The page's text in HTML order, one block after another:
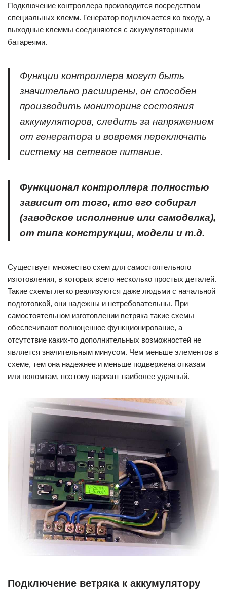
Подключение контроллера производится посредством
специальных клемм. Генератор подключается ко входу, а
выходные клеммы соединяются с аккумуляторными
батареями.
Функции контроллера могут быть
значительно расширены, он способен
производить мониторинг состояния
аккумуляторов, следить за напряжением
от генератора и вовремя переключать
систему на сетевое питание.
Функционал контроллера полностью
зависит от того, кто его собирал
(заводское исполнение или самоделка),
от типа конструкции, модели и т.д.
Существует множество схем для самостоятельного
изготовления, в которых всего несколько простых деталей.
Такие схемы легко реализуются даже людьми с начальной
подготовкой, они надежны и нетребовательны. При
самостоятельном изготовлении ветряка такие схемы
обеспечивают полноценное функционирование, а
отсутствие каких-то дополнительных возможностей не
является значительным минусом. Чем меньше элементов в
схеме, тем она надежнее и меньше подвержена отказам
или поломкам, поэтому вариант наиболее удачный.
Подключение ветряка к аккумулятору